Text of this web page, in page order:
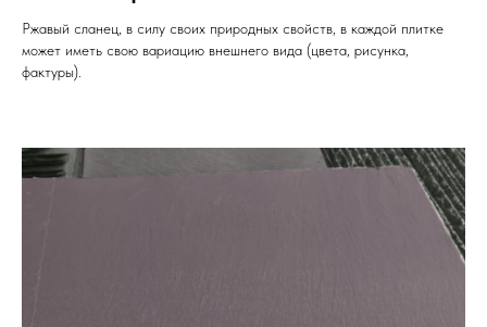
Ржавый сланец, в силу своих природных свойств, в каждой плитке
может иметь свою вариацию внешнего вида (цвета, рисунка,
фактуры).